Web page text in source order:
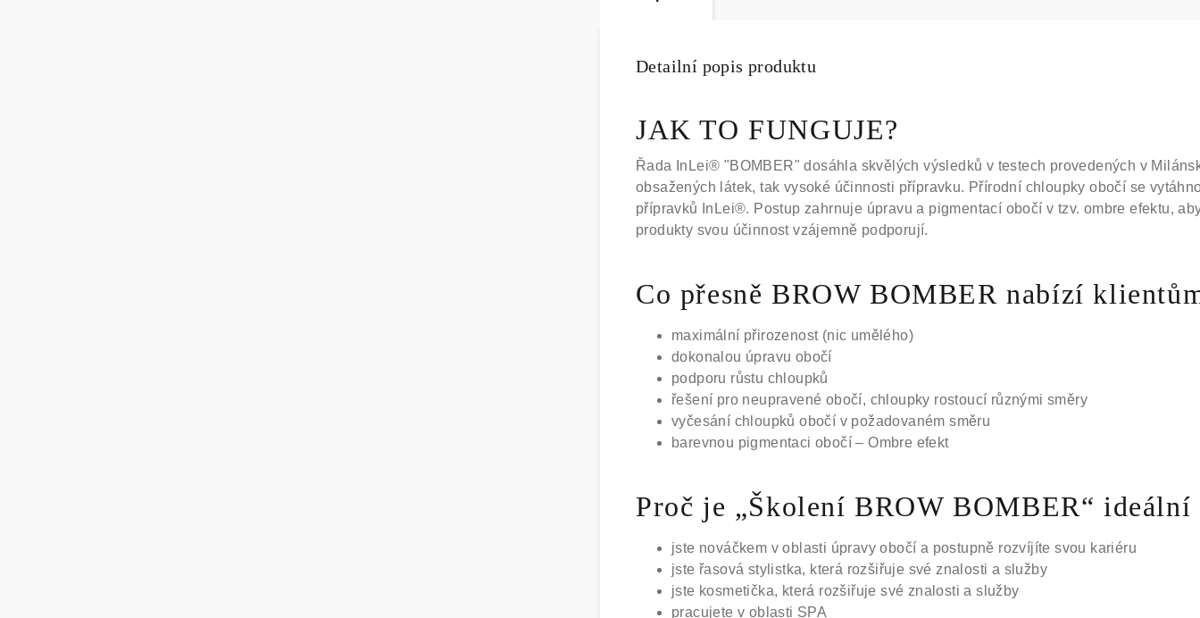
Detailní popis produktu
JAK TO FUNGUJE?
Řada InLei® "BOMBER" dosáhla skvělých výsledků v testech provedených v
obsažených látek, tak vysoké účinnosti přípravku. Přírodní chloupky obočí se
přípravků InLei®. Postup zahrnuje úpravu a pigmentací obočí v tzv. ombre efektu,
produkty svou účinnost vzájemně podporují.
Co přesně BROW BOMBER nabízí
maximální přirozenost (nic umělého)
dokonalou úpravu obočí
podporu růstu chloupků
řešení pro neupravené obočí, chloupky rostoucí různými směry
vyčesání chloupků obočí v požadovaném směru
barevnou pigmentaci obočí – Ombre efekt
Proč je „Školení BROW BOMBER“ ideální
jste nováčkem v oblasti úpravy obočí a postupně rozvíjíte svou kariéru
jste řasová stylistka, která rozšiřuje své znalosti a služby
jste kosmetička, která rozšiřuje své znalosti a služby
pracujete v oblasti SPA